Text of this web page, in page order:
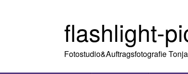
flashlight-
Fotostudio&Auftragsfotografie